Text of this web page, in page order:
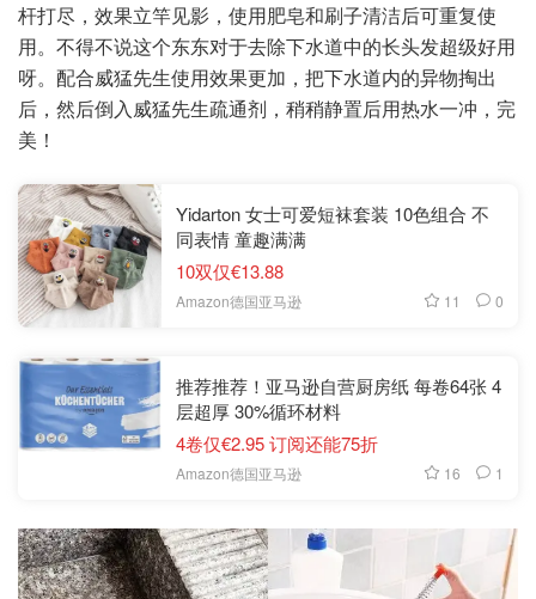
杆打尽，效果立竿见影，使用肥皂和刷子清洁后可重复使
用。不得不说这个东东对于去除下水道中的长头发超级好用
呀。配合威猛先生使用效果更加，把下水道内的异物掏出
后，然后倒入威猛先生疏通剂，稍稍静置后用热水一冲，完
美！
Yidarton 女士可爱短袜套装 10色组合 不
同表情 童趣满满
10双仅€13.88
Amazon德国亚马逊 11 0
推荐推荐！亚马逊自营厨房纸 每卷64张 4
层超厚 30%循环材料
4卷仅€2.95 订阅还能75折
Amazon德国亚马逊 16 1